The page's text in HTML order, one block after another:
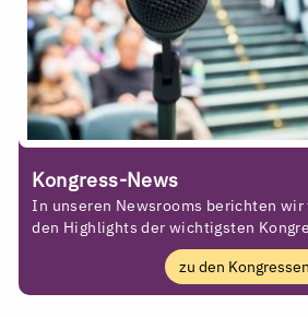
Kongress-News
In unseren Newsrooms berichten wir
den Highlights der wichtigsten
zu den Kongressen